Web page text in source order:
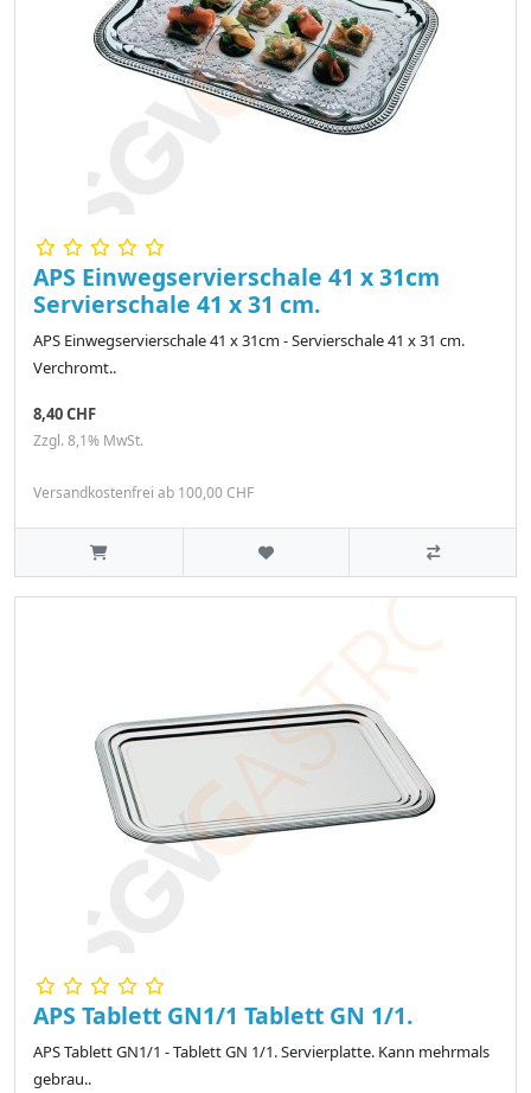
APS Einwegservierschale 41 x 31cm
Servierschale 41 x 31 cm.
APS Einwegservierschale 41 x 31cm - Servierschale 41 x 31 cm.
Verchromt..
8,40 CHF
Zzgl. 8,1% MwSt.
Versandkostenfrei ab 100,00 CHF
APS Tablett GN1/1 Tablett GN 1/1.
APS Tablett GN1/1 - Tablett GN 1/1. Servierplatte. Kann mehrmals
gebrau..